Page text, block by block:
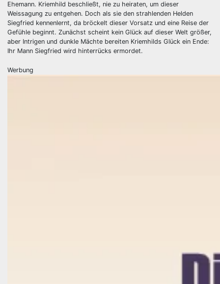
Ehemann. Kriemhild beschließt, nie zu heiraten, um dieser
Weissagung zu entgehen. Doch als sie den strahlenden Helden
Siegfried kennenlernt, da bröckelt dieser Vorsatz und eine Reise der
Gefühle beginnt. Zunächst scheint kein Glück auf dieser Welt größer,
aber Intrigen und dunkle Mächte bereiten Kriemhilds Glück ein Ende:
Ihr Mann Siegfried wird hinterrücks ermordet.
Werbung